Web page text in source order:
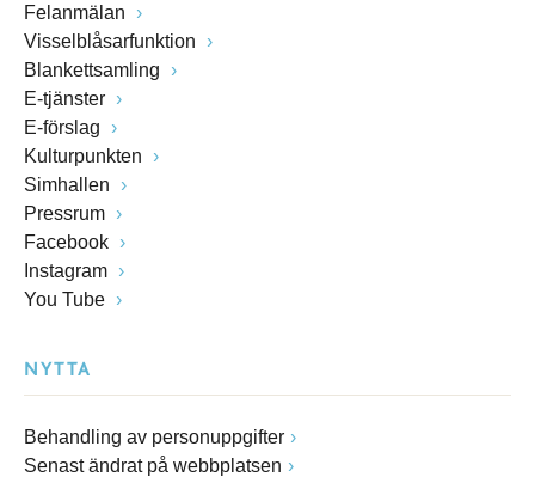
Felanmälan
Visselblåsarfunktion
Blankettsamling
E-tjänster
E-förslag
Kulturpunkten
Simhallen
Pressrum
Facebook
Instagram
You Tube
NYTTA
Behandling av personuppgifter
Senast ändrat på webbplatsen